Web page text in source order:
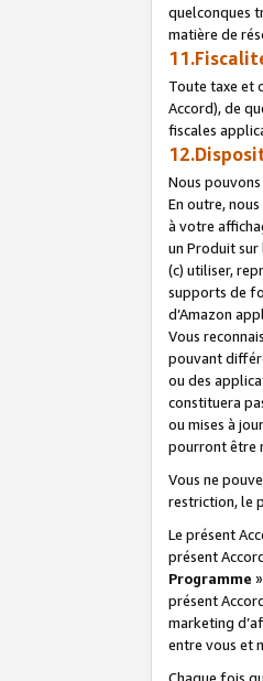
quelconques
matière de
Toute taxe et
Accord), de
fiscales
Nous
En outre,
à votre
un Produit
(c) utiliser,
supports de
d’Amazon
Vous
pouvant
ou des
constituera
ou mises à
pourront être
Vous ne
restriction, le
Le présent
présent
Programme
présent
marketing
entre vous et